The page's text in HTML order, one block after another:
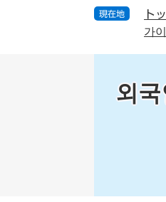
現在地 ト
가
외